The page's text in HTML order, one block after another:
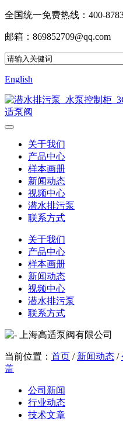
全国统一免费热线：400-
邮箱：869852709@qq.com
English
关于我们
产品中心
样本画册
新闻动态
视频中心
潜水排污泵
联系方式
关于我们
产品中心
样本画册
新闻动态
视频中心
潜水排污泵
联系方式
当前位置： 首页 / 新闻动态 /
盖
公司新闻
行业动态
技术文章